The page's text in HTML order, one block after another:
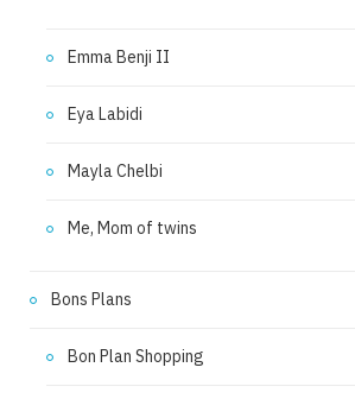
Emma Benji II
Eya Labidi
Mayla Chelbi
Me, Mom of twins
Bons Plans
Bon Plan Shopping